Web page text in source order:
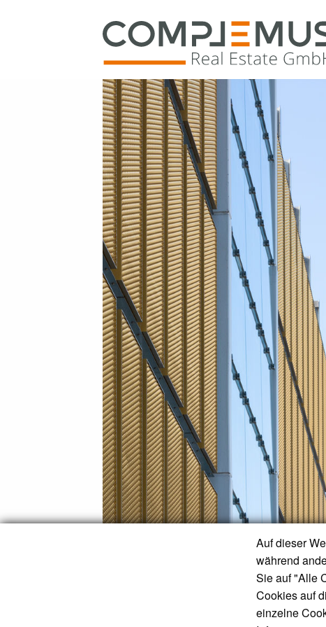
Auf dieser
während
Sie auf "Alle
Cookies auf
einzelne